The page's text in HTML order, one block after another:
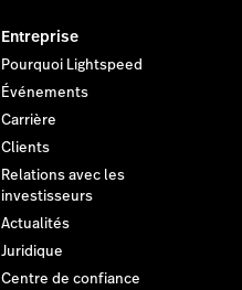
Entreprise
Pourquoi Lightspeed
Événements
Carrière
Clients
Relations avec les
investisseurs
Actualités
Juridique
Centre de confiance